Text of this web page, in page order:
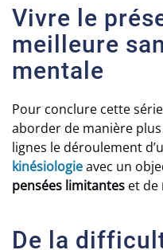
Vivre le
meilleure
mentale
Pour conclure cette
aborder de manière
lignes le déroulement
kinésiologieavec un
pensées limitantes et de
De la